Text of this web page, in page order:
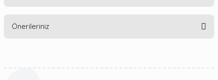
Önerileriniz